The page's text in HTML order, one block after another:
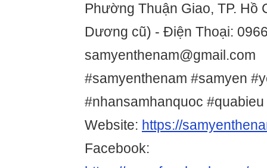
Phường Thuận Giao, TP. Hồ
Dương cũ) - Điện Thoại:
samyenthenam@gmail.com
#samyenthenam #samyen
#nhansamhanquoc #quabieu
Website: https://
Facebook: